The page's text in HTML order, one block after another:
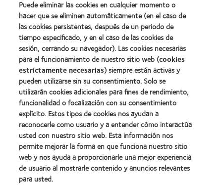
(ML
100)
(2012)
about
Premio
de
la
Industria
de
la
BCLA
Nuestros productos
Encuentre su lente
Tecnología para lentes de contacto
Lentes de contacto y visión
Puede eliminar las cookies en cualquier momento o
hacer que se eliminen automáticamente (en el caso de
las cookies persistentes, después de un periodo de
tiempo especificado, y en el caso de las cookies de
sesión, cerrando su navegador). Las cookies necesarias
para el funcionamiento de nuestro sitio web (cookies
estrictamente necesarias) siempre están activas y
pueden utilizarse sin su consentimiento. Solo se
utilizarán cookies adicionales para fines de rendimiento,
funcionalidad o focalización con su consentimiento
explícito. Estos tipos de cookies nos ayudan a
reconocerle como usuario y a entender cómo interactúa
usted con nuestro sitio web. Esta información nos
permite mejorar la forma en que funciona nuestro sitio
web y nos ayuda a proporcionarle una mejor experiencia
de usuario al mostrarle contenido y anuncios relevantes
para usted.